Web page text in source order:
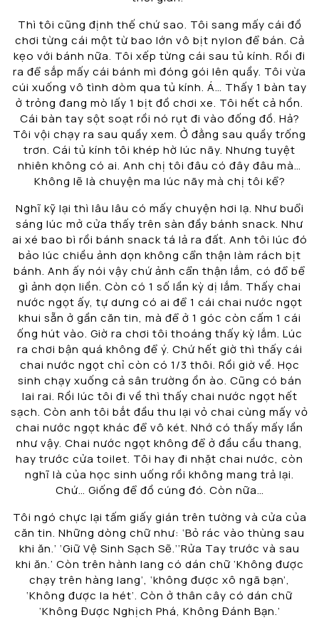
Thì tôi cũng định thế chứ sao. Tôi sang mấy cái đồ
chơi từng cái một từ bao lớn vô bịt nylon để bán. Cả
kẹo với bánh nữa. Tôi xếp từng cái sau tủ kính. Rồi đi
ra để sắp mấy cái bánh mì đóng gói lên quầy. Tôi vừa
cúi xuống vô tình dòm qua tủ kính. Á… Thấy 1 bàn tay
ở trỏng đang mò lấy 1 bịt đồ chơi xe. Tôi hết cả hồn.
Cái bàn tay sột soạt rồi nó rụt đi vào đống đồ. Hả?
Tôi vội chạy ra sau quầy xem. Ở đằng sau quầy trống
trơn. Cái tủ kính tôi khép hờ lúc nãy. Nhưng tuyệt
nhiên không có ai. Anh chị tôi đâu có đây đâu mà…
Không lẽ là chuyện ma lúc nãy mà chị tôi kể?
Nghĩ kỹ lại thì lâu lâu có mấy chuyện hơi lạ. Như buổi
sáng lúc mở cửa thấy trên sàn đầy bánh snack. Như
ai xé bao bì rồi bánh snack tá lả ra đất. Anh tôi lúc đó
bảo lúc chiều ảnh dọn không cẩn thận làm rách bịt
bánh. Anh ấy nói vậy chứ ảnh cẩn thận lắm, có đổ bể
gì ảnh dọn liền. Còn có 1 số lần kỳ dị lắm. Thấy chai
nước ngọt ấy, tự dưng có ai để 1 cái chai nước ngọt
khui sẵn ở gần căn tin, mà để ở 1 góc còn cấm 1 cái
ống hút vào. Giờ ra chơi tôi thoáng thấy kỳ lắm. Lúc
ra chơi bận quá không để ý. Chứ hết giờ thì thấy cái
chai nước ngọt chỉ còn có 1/3 thôi. Rồi giờ về. Học
sinh chạy xuống cả sân trường ồn ào. Cũng có bán
lai rai. Rồi lúc tôi đi về thì thấy chai nước ngọt hết
sạch. Còn anh tôi bắt đầu thu lại vỏ chai cùng mấy vỏ
chai nước ngọt khác để vô két. Nhớ có thấy mấy lần
như vậy. Chai nước ngọt không để ở đầu cầu thang,
hay trước cửa toilet. Tôi hay đi nhặt chai nước, còn
nghĩ là của học sinh uống rồi không mang trả lại.
Chứ… Giống để đồ cúng đó. Còn nữa…
Tôi ngó chực lại tấm giấy gián trên tường và cửa của
căn tin. Những dòng chữ như: ‘Bỏ rác vào thùng sau
khi ăn.’ ‘Giữ Vệ Sinh Sạch Sẽ.’’Rửa Tay trước và sau
khi ăn.’ Còn trên hành lang có dán chữ ‘Không được
chạy trên hàng lang’, ‘không được xô ngã bạn’,
‘Không được la hét’. Còn ở thân cây có dán chữ
‘Không Được Nghịch Phá, Không Đánh Bạn.’